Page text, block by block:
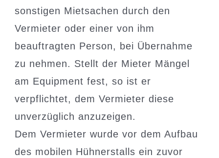
sonstigen Mietsachen durch den
Vermieter oder einer von ihm
beauftragten Person, bei Übernahme
zu nehmen. Stellt der Mieter Mängel
am Equipment fest, so ist er
verpflichtet, dem Vermieter diese
unverzüglich anzuzeigen.
Dem Vermieter wurde vor dem Aufbau
des mobilen Hühnerstalls ein zuvor